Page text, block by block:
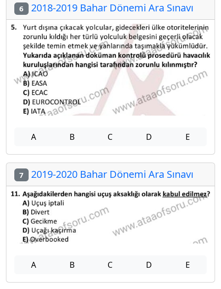
6 2018-2019 Bahar Dönemi Ara Sınavı
A B C D E
7 2019-2020 Bahar Dönemi Ara Sınavı
A B C D E